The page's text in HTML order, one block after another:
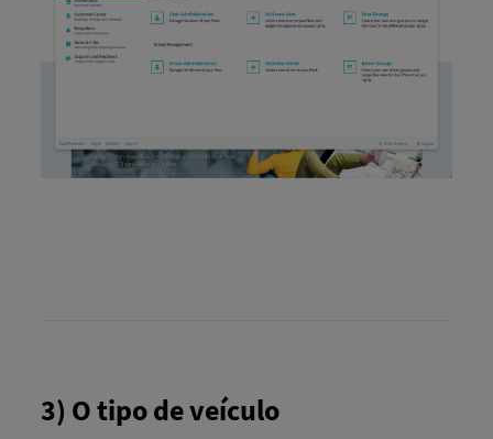
3) O tipo de veículo